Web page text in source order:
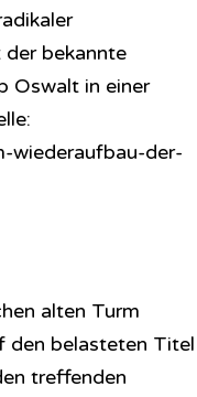
bekannte
Oswalt in einer
wiederaufbau-der-
alten Turm
den belasteten Titel
treffenden